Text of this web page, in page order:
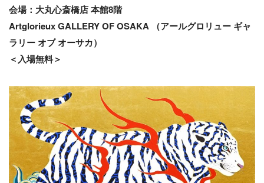
会場：大丸心斎橋店 本館8階
Artglorieux GALLERY OF OSAKA （アールグロリュー ギャ
ラリー オブ オーサカ）
＜入場無料＞